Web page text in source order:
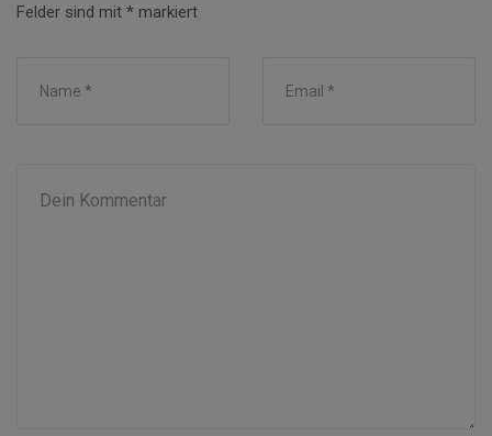
Felder sind mit * markiert